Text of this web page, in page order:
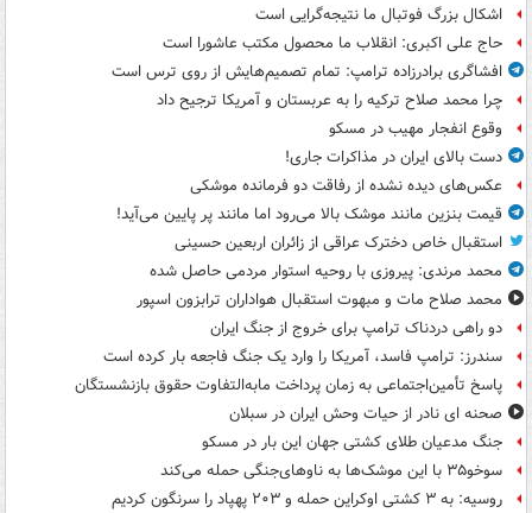
اشکال بزرگ فوتبال ما نتیجه‌گرایی است
حاج علی اکبری: انقلاب ما محصول مکتب عاشورا است
افشاگری برادرزاده ترامپ: تمام تصمیم‌هایش از روی ترس است
چرا محمد صلاح ترکیه را به عربستان و آمریکا ترجیح داد
وقوع انفجار مهیب در مسکو
دست بالای ایران در مذاکرات جاری!
عکس‌های دیده نشده از رفاقت دو فرمانده‌ موشکی
قیمت بنزین مانند موشک بالا می‌رود اما مانند پر پایین می‌آید!
استقبال خاص دخترک عراقی از زائران اربعین حسینی
محمد مرندی: پیروزی با روحیه استوار مردمی حاصل شده
محمد صلاح مات و مبهوت استقبال هواداران ترابزون اسپور
دو راهی دردناک ترامپ برای خروج از جنگ ایران
سندرز: ترامپ فاسد، آمریکا را وارد یک جنگ فاجعه بار کرده است
پاسخ تأمین‌اجتماعی به زمان پرداخت مابه‌التفاوت حقوق بازنشستگان
صحنه ای نادر از حیات وحش ایران در سبلان
جنگ مدعیان طلای کشتی جهان این بار در مسکو
سوخو۳۵ با این موشک‌ها به ناوهای‌جنگی حمله می‌کند
روسیه: به ۳ کشتی اوکراین حمله و ۲۰۳ پهپاد را سرنگون کردیم